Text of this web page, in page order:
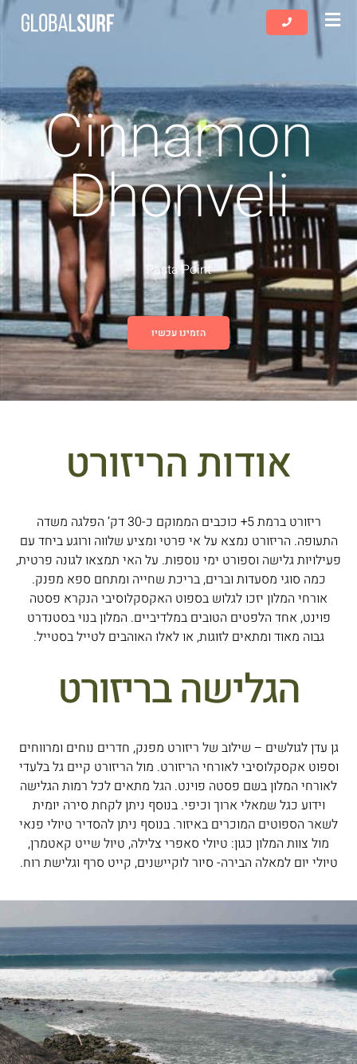
שִׂים
לֵב:
מֻפְעֶלֶת
מַעֲרֶכֶת
נָגִישׁ
הַמְּסַיַּעַת
לִנְגִישׁוּת
הָאֲתָר.
Cinnamon
Dhonveli
Pasta Point
הזמינו עכשיו
אודות הריזורט
ריזורט ברמת 5+ כוכבים הממוקם כ-30 דק’ הפלגה משדה
התעופה. הריזורט נמצא על אי פרטי ומציע שלווה ורוגע ביחד עם
פעילויות גלישה וספורט ימי נוספות. על האי תמצאו לגונה פרטית,
כמה סוגי מסעדות וברים, בריכת שחייה ומתחם ספא מפנק.
אורחי המלון יזכו לגלוש בספוט האקסקלוסיבי הנקרא פסטה
פוינט, אחד הלפטים הטובים במלדיביים. המלון בנוי בסטנדרט
גבוה מאוד ומתאים לזוגות, או לאלו האוהבים לטייל בסטייל.
הגלישה בריזורט
גן עדן לגולשים – שילוב של ריזורט מפנק, חדרים נוחים ומרווחים
וספוט אקסקלוסיבי לאורחי הריזורט. מול הריזורט קיים גל בלעדי
לאורחי המלון בשם פסטה פוינט. הגל מתאים לכל רמות הגלישה
וידוע כגל שמאלי ארוך וכיפי. בנוסף ניתן לקחת סירה יומית
לשאר הספוטים המוכרים באיזור. בנוסף ניתן להסדיר טיולי פנאי
מול צוות המלון כגון: טיולי סאפרי צלילה, טיול שייט קאטמרן,
טיולי יום למאלה הבירה- סיור לוקיישנים, קייט סרף וגלישת רוח.